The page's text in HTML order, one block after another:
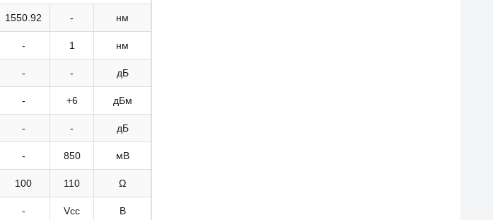
1550.92 - нм
- 1 нм
- - дБ
- +6 дБм
- - дБ
- 850 мВ
100 110 Ω
- Vcc В